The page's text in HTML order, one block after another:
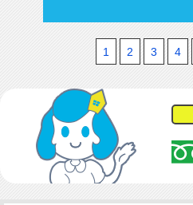
1 2 3 4